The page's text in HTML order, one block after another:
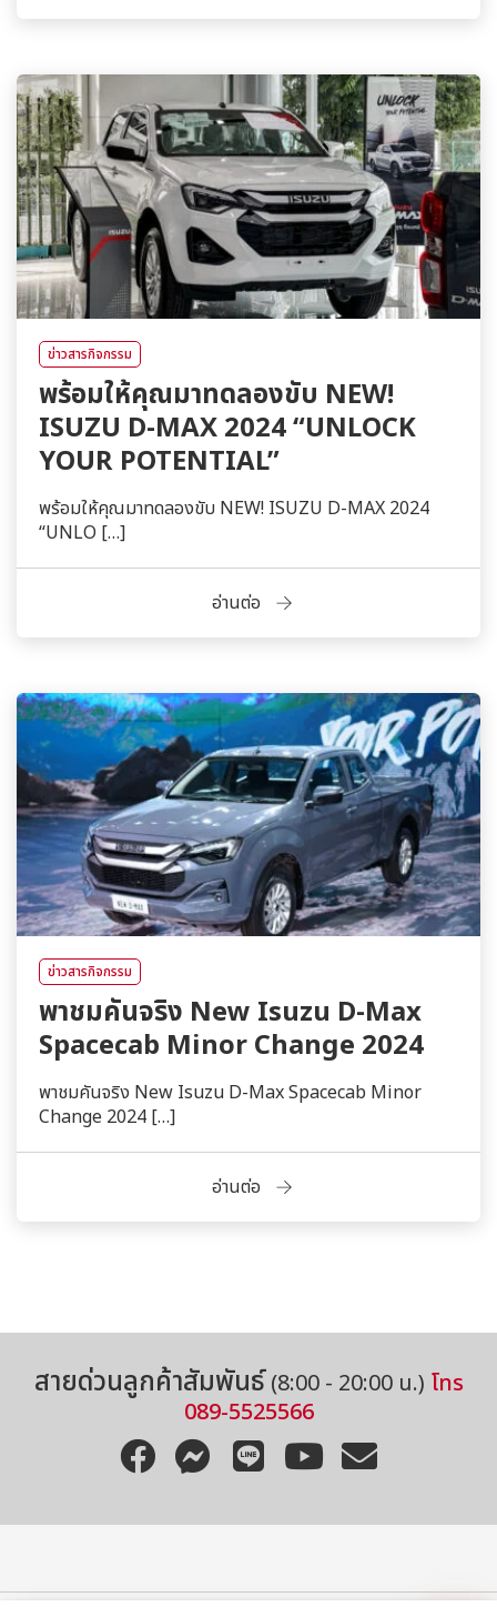
ข่าวสารกิจกรรม
พร้อมให้คุณมาทดลองขับ NEW!
ISUZU D-MAX 2024 “UNLOCK
YOUR POTENTIAL”
พร้อมให้คุณมาทดลองขับ NEW! ISUZU D-MAX 2024
“UNLO […]
อ่านต่อ
ข่าวสารกิจกรรม
พาชมคันจริง New Isuzu D-Max
Spacecab Minor Change 2024
พาชมคันจริง New Isuzu D-Max Spacecab Minor
Change 2024 […]
อ่านต่อ
สายด่วนลูกค้าสัมพันธ์ (8:00 - 20:00 น.) โทร
089-5525566